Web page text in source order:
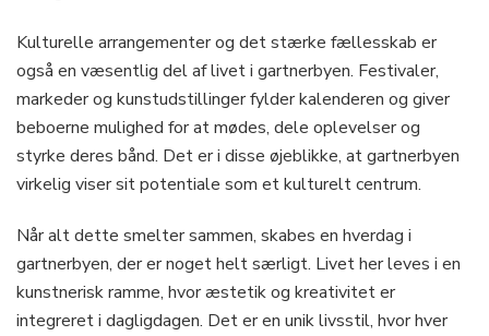
Kulturelle arrangementer og det stærke fællesskab er
også en væsentlig del af livet i gartnerbyen. Festivaler,
markeder og kunstudstillinger fylder kalenderen og giver
beboerne mulighed for at mødes, dele oplevelser og
styrke deres bånd. Det er i disse øjeblikke, at gartnerbyen
virkelig viser sit potentiale som et kulturelt centrum.
Når alt dette smelter sammen, skabes en hverdag i
gartnerbyen, der er noget helt særligt. Livet her leves i en
kunstnerisk ramme, hvor æstetik og kreativitet er
integreret i dagligdagen. Det er en unik livsstil, hvor hver